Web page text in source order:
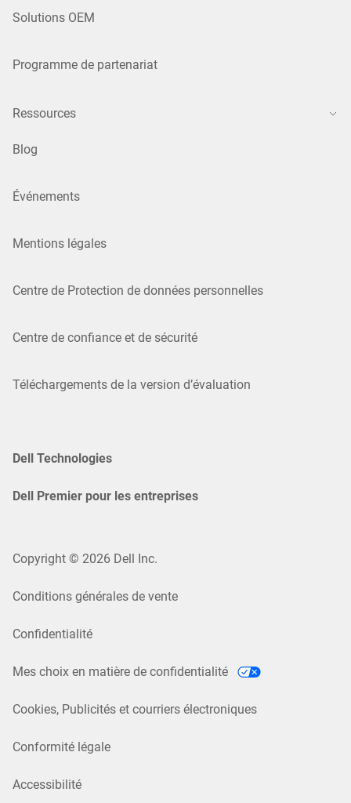
Solutions OEM
Programme de partenariat
Ressources
Blog
Événements
Mentions légales
Centre de Protection de données personnelles
Centre de confiance et de sécurité
Téléchargements de la version d’évaluation
Dell Technologies
Dell Premier pour les entreprises
Copyright © 2026 Dell Inc.
Conditions générales de vente
Confidentialité
Mes choix en matière de confidentialité
Cookies, Publicités et courriers électroniques
Conformité légale
Accessibilité